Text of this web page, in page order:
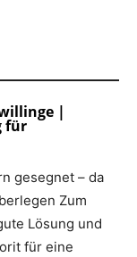
|
für
gesegnet – da
Zum
Lösung und
für eine